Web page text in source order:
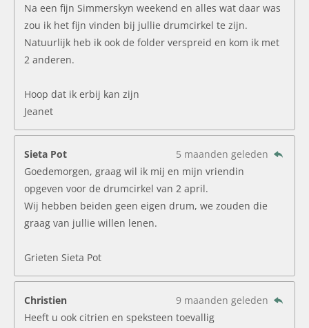
Na een fijn Simmerskyn weekend en alles wat daar was
zou ik het fijn vinden bij jullie drumcirkel te zijn.
Natuurlijk heb ik ook de folder verspreid en kom ik met
2 anderen.
Hoop dat ik erbij kan zijn
Jeanet
Sieta Pot
5 maanden geleden
Goedemorgen, graag wil ik mij en mijn vriendin
opgeven voor de drumcirkel van 2 april.
Wij hebben beiden geen eigen drum, we zouden die
graag van jullie willen lenen.
Grieten Sieta Pot
Christien
9 maanden geleden
Heeft u ook citrien en speksteen toevallig